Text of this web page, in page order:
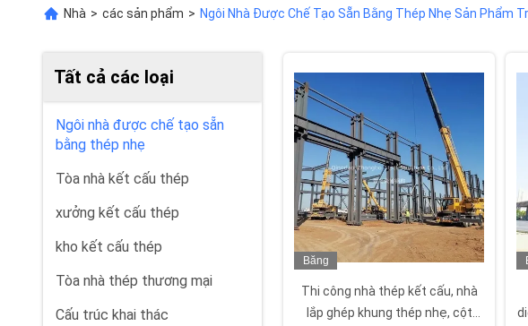
Nhà > các sản phẩm > Ngôi Nhà Được Chế Tạo Sẵn Bằng Thép Nhẹ Sản Phẩm
Tất cả các loại
Ngôi nhà được chế tạo sẵn
bằng thép nhẹ
Tòa nhà kết cấu thép
xưởng kết cấu thép
kho kết cấu thép
Tòa nhà thép thương mại
Cấu trúc khai thác
Băng
Thi công nhà thép kết cấu, nhà
lắp ghép khung thép nhẹ, cột